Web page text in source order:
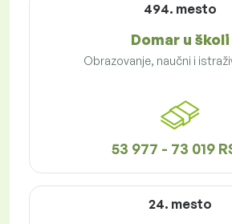
494. mesto
Domar u školi
Obrazovanje, naučni i
53 977 - 73 019
24. mesto